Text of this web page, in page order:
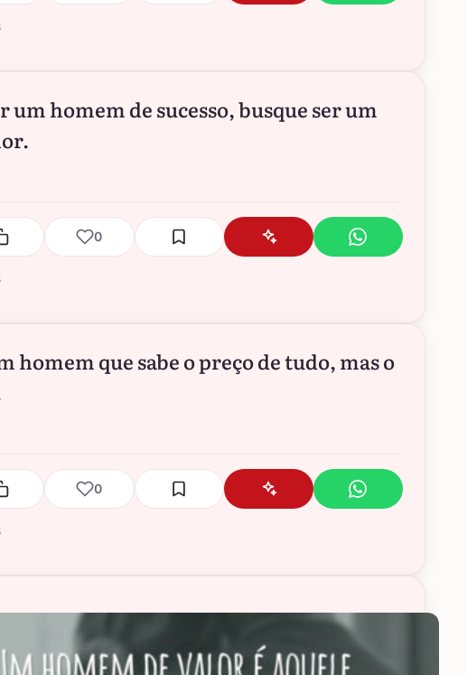
um homem de sucesso, busque ser um
0
homem que sabe o preço de tudo, mas o
0